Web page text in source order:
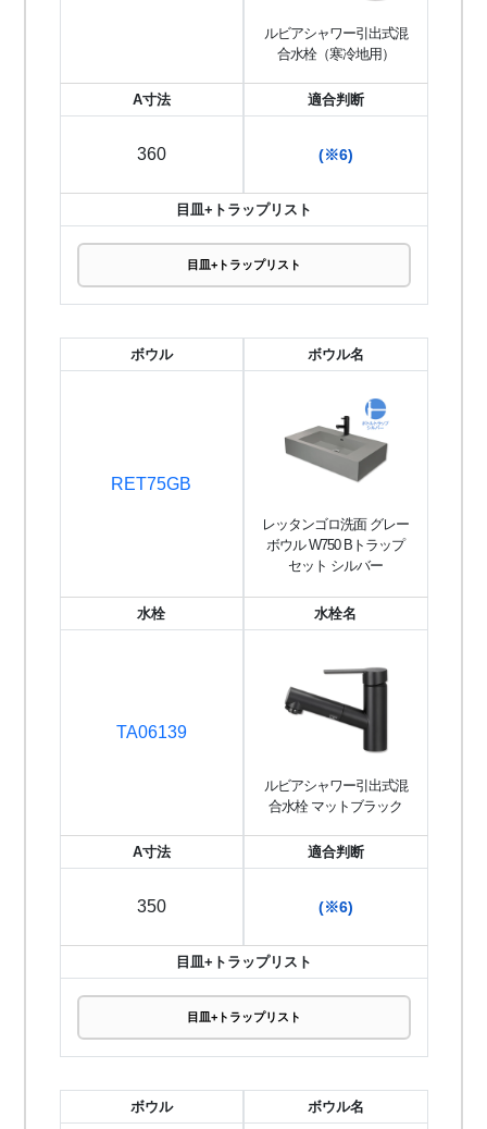
ルビアシャワー引出式混
合水栓（寒冷地用）
A寸法
360
適合判断
(※6)
目皿+トラップリスト
目皿+トラップリスト
ボウル
RET75GB
ボウル名
レッタンゴロ洗面 グレー
ボウル W750 Bトラップ
セット シルバー
水栓
TA06139
水栓名
ルビアシャワー引出式混
合水栓 マットブラック
A寸法
350
適合判断
(※6)
目皿+トラップリスト
目皿+トラップリスト
ボウル ボウル名